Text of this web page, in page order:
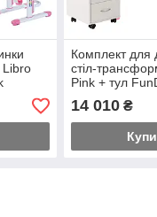
Libro
SS15W
Комплект для
стіл-
Pink + тул
тумбочка
14 010₴